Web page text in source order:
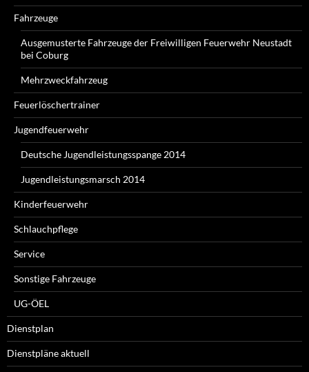
Fahrzeuge
Ausgemusterte Fahrzeuge der Freiwilligen Feuerwehr Neustadt
bei Coburg
Mehrzweckfahrzeug
Feuerlöschertrainer
Jugendfeuerwehr
Deutsche Jugendleistungsspange 2014
Jugendleistungsmarsch 2014
Kinderfeuerwehr
Schlauchpflege
Service
Sonstige Fahrzeuge
UG-ÖEL
Dienstplan
Dienstpläne aktuell